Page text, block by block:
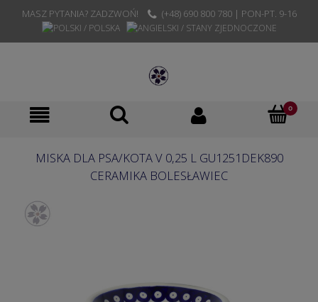
MASZ PYTANIA? ZADZWOŃ! (+48) 690 800 780 | PON-PT. 9-16
MISKA DLA PSA/KOTA V 0,25 L GU1251DEK890
CERAMIKA BOLESŁAWIEC